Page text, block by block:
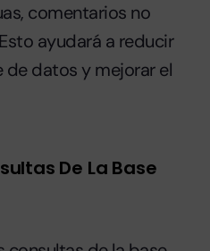
comentarios no
ayudará a reducir
de datos y mejorar el
De La Base